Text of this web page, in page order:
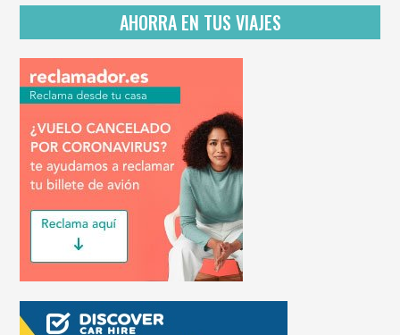
c
d
a
d
AHORRA EN TUS VIAJES